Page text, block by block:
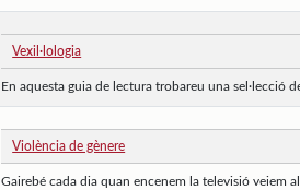
Vexil·lologia
En aquesta guia de lectura trobareu una sel·lecció
Violència de gènere
Gairebé cada dia quan encenem la televisió veiem